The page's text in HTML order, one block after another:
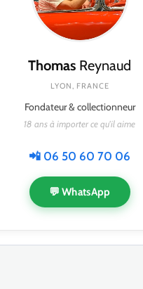
Thomas Reynaud
LYON, FRANCE
Fondateur & collectionneur
18 ans à importer ce qu'il aime
📲 06 50 60 70 06
💬 WhatsApp